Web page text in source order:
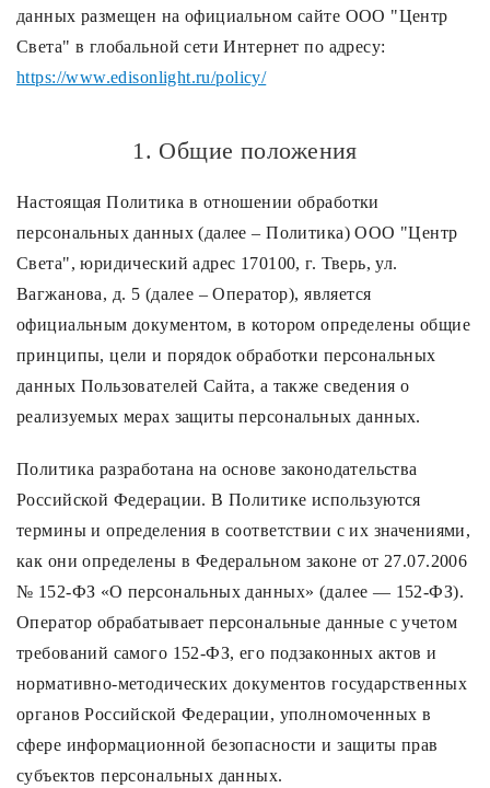
Интерьерная подсветка
Светодиодная лента
Предметы интерьера
Фонари
Лампочки
Каталог
Акции
О нас
Частые вопросы
Бренды
данных размещен на официальном сайте ООО "Центр
Света" в глобальной сети Интернет по адресу:
https://www.edisonlight.ru/policy/
1. Общие положения
Настоящая Политика в отношении обработки
персональных данных (далее – Политика) ООО "Центр
Света", юридический адрес 170100, г. Тверь, ул.
Вагжанова, д. 5 (далее – Оператор), является
официальным документом, в котором определены общие
принципы, цели и порядок обработки персональных
данных Пользователей Сайта, а также сведения о
реализуемых мерах защиты персональных данных.
Политика разработана на основе законодательства
Российской Федерации. В Политике используются
термины и определения в соответствии с их значениями,
как они определены в Федеральном законе от 27.07.2006
№ 152-ФЗ «О персональных данных» (далее — 152-ФЗ).
Оператор обрабатывает персональные данные с учетом
требований самого 152-ФЗ, его подзаконных актов и
нормативно-методических документов государственных
органов Российской Федерации, уполномоченных в
сфере информационной безопасности и защиты прав
субъектов персональных данных.